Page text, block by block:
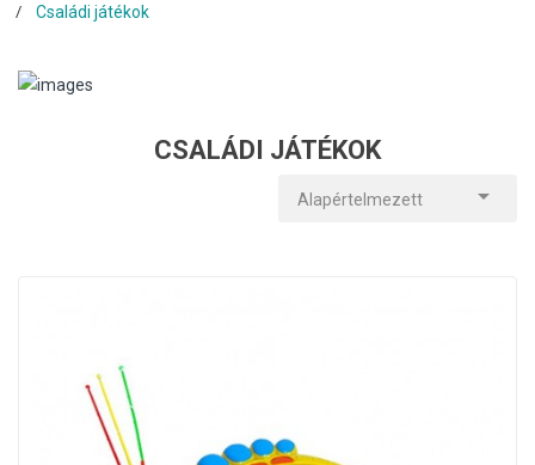
Családi játékok
CSALÁDI JÁTÉKOK
Alapértelmezett 